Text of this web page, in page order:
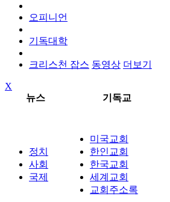
오피니언
기독대학
크리스천 잡스 동영상 더보기
X
뉴스
기독교
정치
사회
국제
미국교회
한인교회
한국교회
세계교회
교회주소록